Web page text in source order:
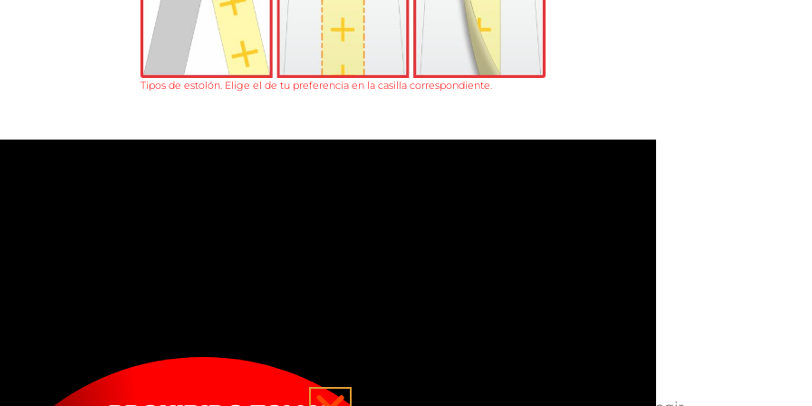
Tipos de estolón. Elige el de tu preferencia en la casilla correspondiente.
Casulla en lino rojo con galón importado.